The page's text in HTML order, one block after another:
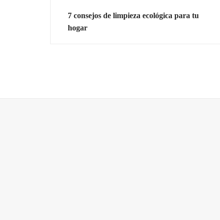
7 consejos de limpieza ecológica para tu
hogar